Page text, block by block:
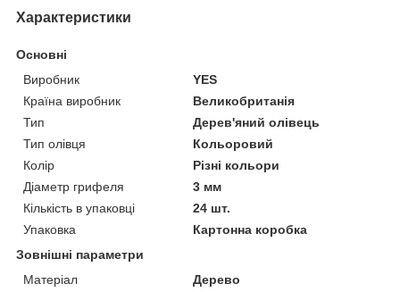
Характеристики
Основні
Виробник
YES
Країна виробник
Великобританія
Тип
Дерев'яний олівець
Тип олівця
Кольоровий
Колір
Різні кольори
Діаметр грифеля
3 мм
Кількість в упаковці
24 шт.
Упаковка
Картонна коробка
Зовнішні параметри
Матеріал
Дерево